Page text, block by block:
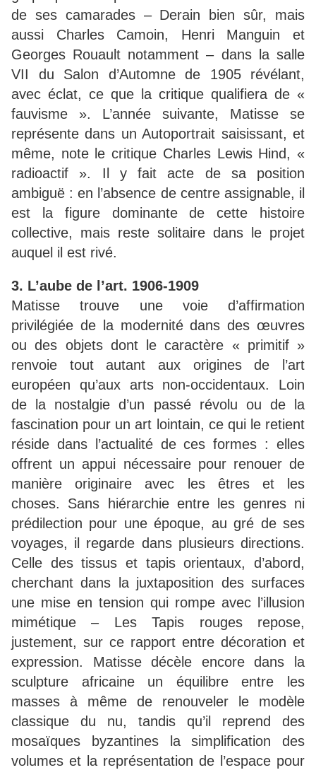
de ses camarades – Derain bien sûr, mais
aussi Charles Camoin, Henri Manguin et
Georges Rouault notamment – dans la salle
VII du Salon d’Automne de 1905 révélant,
avec éclat, ce que la critique qualifiera de «
fauvisme ». L’année suivante, Matisse se
représente dans un Autoportrait saisissant, et
même, note le critique Charles Lewis Hind, «
radioactif ». Il y fait acte de sa position
ambiguë : en l’absence de centre assignable, il
est la figure dominante de cette histoire
collective, mais reste solitaire dans le projet
auquel il est rivé.
3. L’aube de l’art. 1906-1909
Matisse trouve une voie d’affirmation
privilégiée de la modernité dans des œuvres
ou des objets dont le caractère « primitif »
renvoie tout autant aux origines de l’art
européen qu’aux arts non-occidentaux. Loin
de la nostalgie d’un passé révolu ou de la
fascination pour un art lointain, ce qui le retient
réside dans l’actualité de ces formes : elles
offrent un appui nécessaire pour renouer de
manière originaire avec les êtres et les
choses. Sans hiérarchie entre les genres ni
prédilection pour une époque, au gré de ses
voyages, il regarde dans plusieurs directions.
Celle des tissus et tapis orientaux, d’abord,
cherchant dans la juxtaposition des surfaces
une mise en tension qui rompe avec l’illusion
mimétique – Les Tapis rouges repose,
justement, sur ce rapport entre décoration et
expression. Matisse décèle encore dans la
sculpture africaine un équilibre entre les
masses à même de renouveler le modèle
classique du nu, tandis qu’il reprend des
mosaïques byzantines la simplification des
volumes et la représentation de l’espace pour